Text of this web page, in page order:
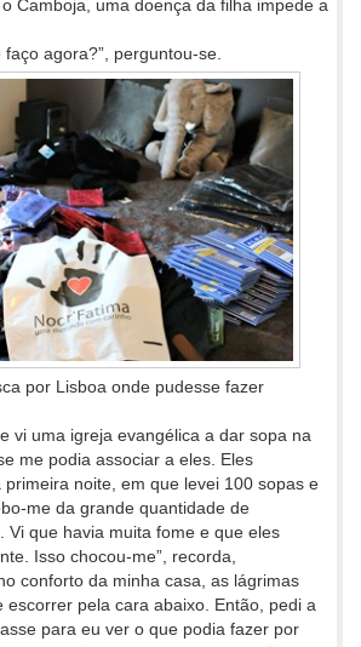
Camboja, uma doença da filha impede a
agora?”, perguntou-se.
por Lisboa onde pudesse fazer
vi uma igreja evangélica a dar sopa na
me podia associar a eles. Eles
noite, em que levei 100 sopas e
me da grande quantidade de
Vi que havia muita fome e que eles
Isso chocou-me”, recorda,
conforto da minha casa, as lágrimas
escorrer pela cara abaixo. Então, pedi a
para eu ver o que podia fazer por